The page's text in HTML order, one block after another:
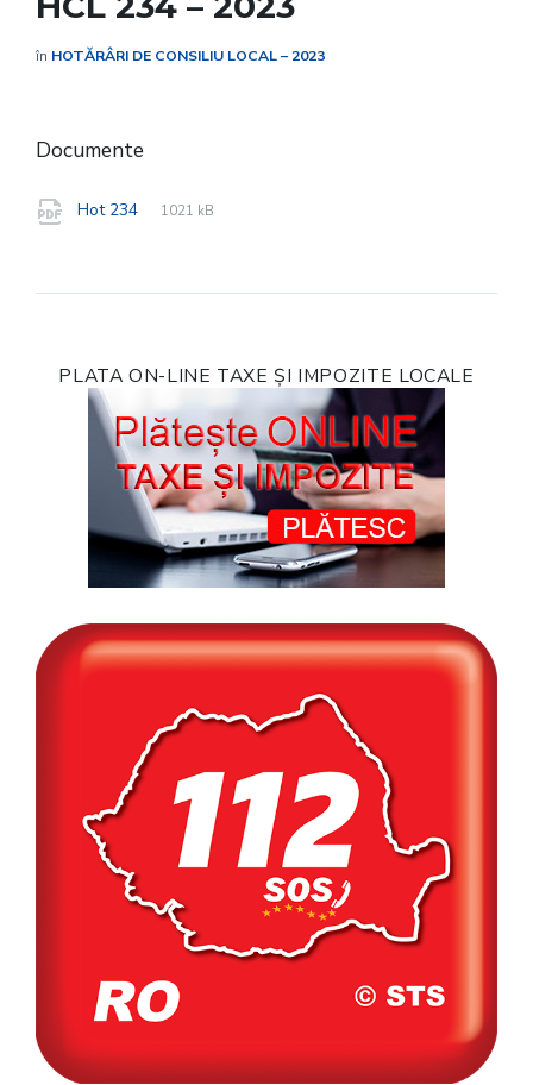
în HOTĂRÂRI DE CONSILIU LOCAL – 2023
Documente
Hot 234
File
pdf
File
1021 kB
PLATA ON-LINE TAXE ȘI IMPOZITE LOCALE